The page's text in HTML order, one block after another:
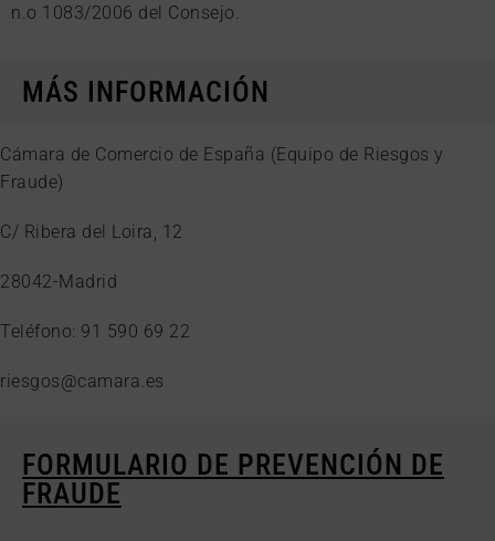
n.o 1083/2006 del Consejo.
MÁS INFORMACIÓN
Cámara de Comercio de España (Equipo de Riesgos y
Fraude)
C/ Ribera del Loira, 12
28042-Madrid
Teléfono: 91 590 69 22
riesgos@camara.es
FORMULARIO DE PREVENCIÓN DE
FRAUDE